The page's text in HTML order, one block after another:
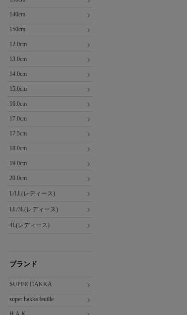
140cm
150cm
12.0cm
13.0cm
14.0cm
15.0cm
16.0cm
17.0cm
17.5cm
18.0cm
19.0cm
20.0cm
L/LL(レディース)
LL/3L(レディース)
4L(レディース)
ブランド
SUPER HAKKA
super hakka feuille